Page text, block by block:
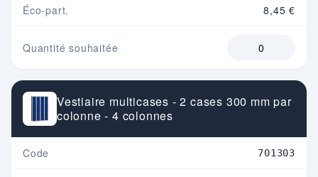
Éco-part. 8,45 €
Quantité souhaitée
Vestiaire multicases - 2 cases 300 mm par
colonne - 4 colonnes
Code 701303